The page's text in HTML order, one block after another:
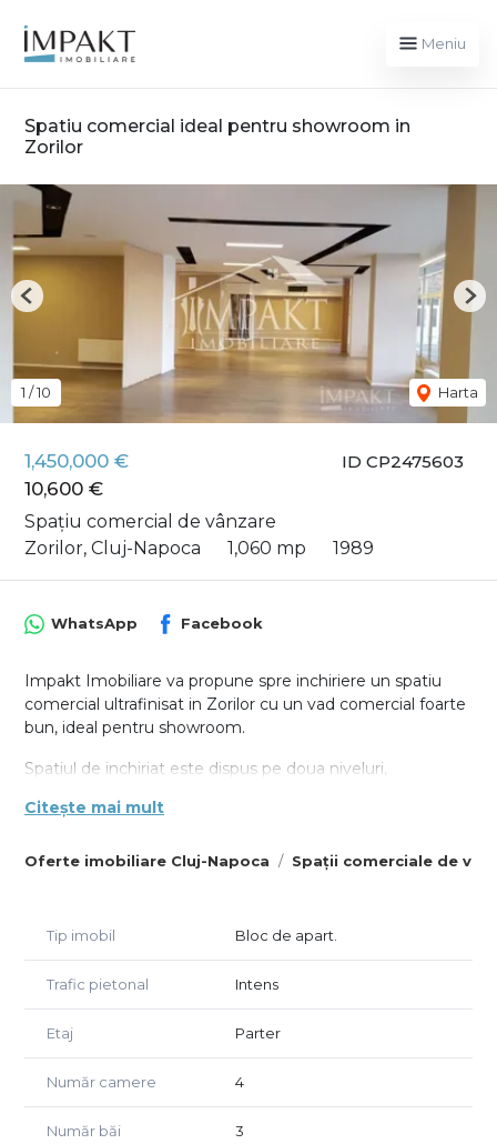
Meniu
Spatiu comercial ideal pentru showroom in
Zorilor
ID CP2475603
1,450,000 €
10,600 €
Spațiu comercial de vânzare
Zorilor, Cluj-Napoca
1,060 mp 1989
1 /10 Harta
Previous
Oferte imobiliare Cluj-Napoca Spații comerciale de
WhatsApp Facebook
Impakt Imobiliare va propune spre inchiriere un spatiu
comercial ultrafinisat in Zorilor cu un vad comercial foarte
bun, ideal pentru showroom.
Spatiul de inchiriat este dispus pe doua niveluri,
incaperi in partea din spate doua spatii sanitare si are o
Spatiul este ideal pentru orice activitate comerciala fiind
intr-un vad pietonal excelent.
Pentru detalii suplimentare va rugam apelati numerele
de telefon afisate.
Citește mai mult
Tip imobil Bloc de apart.
Trafic pietonal Intens
Etaj Parter
Număr camere 4
Număr băi 3